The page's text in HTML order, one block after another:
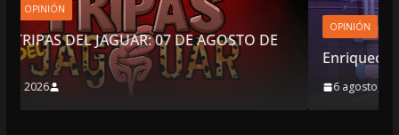
DE
OPINIÓN
Enriquecimiento sospechoso
6 agosto, 2026